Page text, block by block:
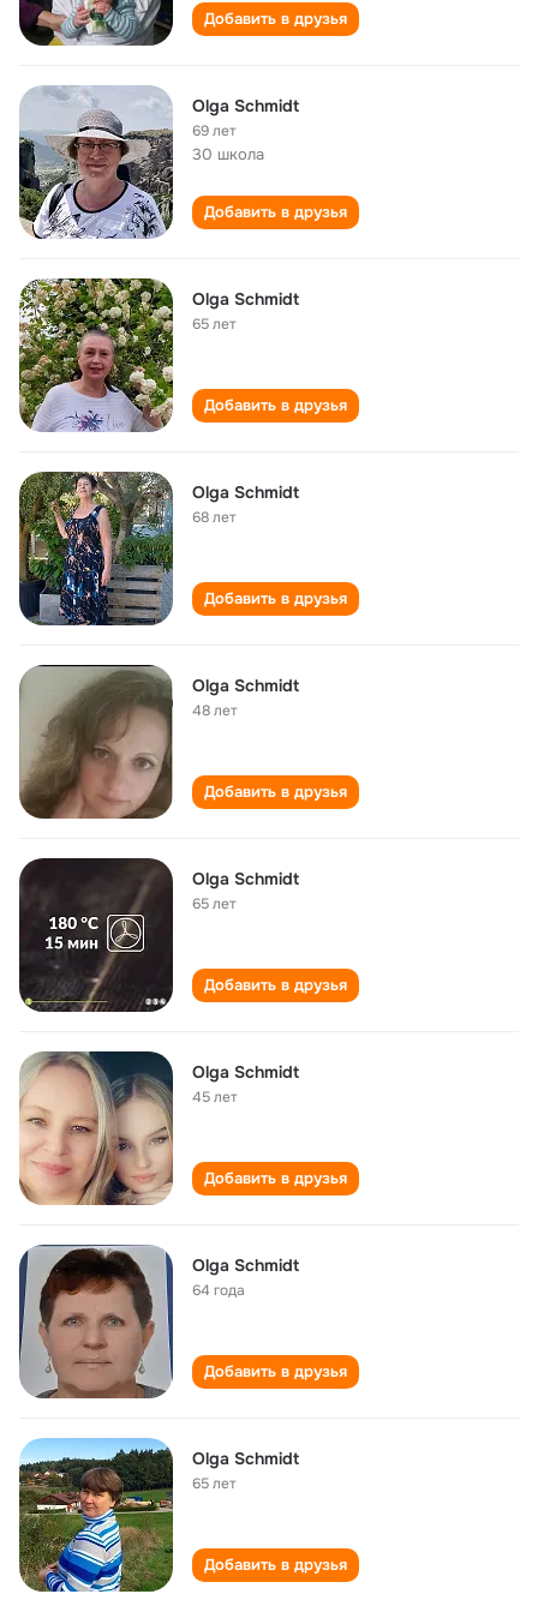
Добавить в друзья
Olga Schmidt
69 лет
30 школа
Добавить в друзья
Olga Schmidt
65 лет
Добавить в друзья
Olga Schmidt
68 лет
Добавить в друзья
Olga Schmidt
48 лет
Добавить в друзья
Olga Schmidt
65 лет
Добавить в друзья
Olga Schmidt
45 лет
Добавить в друзья
Olga Schmidt
64 года
Добавить в друзья
Olga Schmidt
65 лет
Добавить в друзья